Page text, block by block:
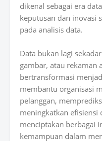
dikenal sebagai era
keputusan dan inovasi
pada analisis data.
Data bukan lagi
gambar, atau rekaman
bertransformasi
membantu organisasi
pelanggan,
meningkatkan efisiensi
menciptakan berbagai
kemampuan dalam